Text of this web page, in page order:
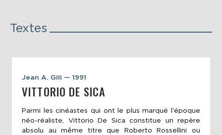
Textes
Jean A. Gili — 1991
VITTORIO DE SICA
Parmi les cinéastes qui ont le plus marqué l'époque
néo-réaliste, Vittorio De Sica constitue un repère
absolu au même titre que Roberto Rossellini ou